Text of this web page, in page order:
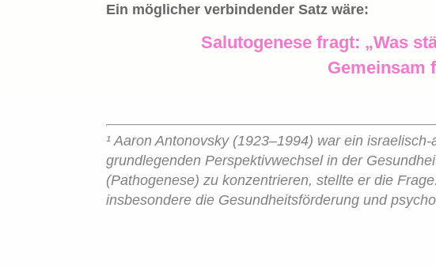
Ein möglicher verbindender Satz wäre:
Salutogenese fragt: „Was
Gemeinsam
¹ Aaron Antonovsky (1923–1994) war ein
grundlegenden Perspektivwechsel in der
(Pathogenese) zu konzentrieren, stellte er die
insbesondere die Gesundheitsförderung und